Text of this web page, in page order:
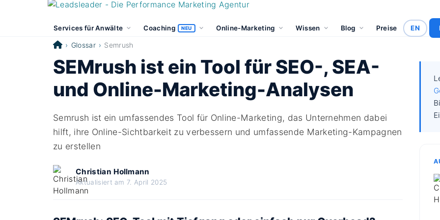
Services für Anwälte Coaching NEU Online-Marketing Wissen Blog Preise EN
Glossar Semrush
SEMrush ist ein Tool für SEO-, SEA-
und Online-Marketing-Analysen
Semrush ist ein umfassendes Tool für Online-Marketing, das Unternehmen dabei
hilft, ihre Online-Sichtbarkeit zu verbessern und umfassende Marketing-Kampagnen
zu erstellen
Christian Hollmann
Aktualisiert am 7. April 2025